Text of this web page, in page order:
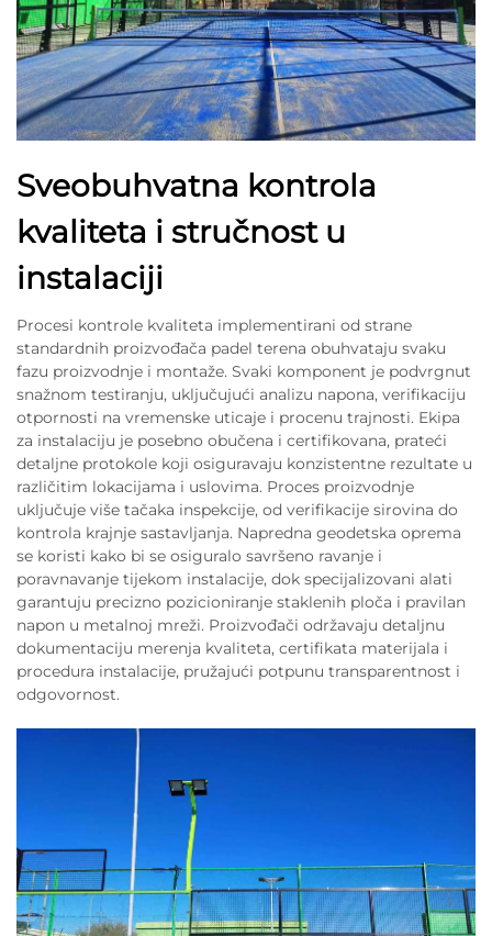
Sveobuhvatna kontrola
kvaliteta i stručnost u
instalaciji
Procesi kontrole kvaliteta implementirani od strane
standardnih proizvođača padel terena obuhvataju svaku
fazu proizvodnje i montaže. Svaki komponent je podvrgnut
snažnom testiranju, uključujući analizu napona, verifikaciju
otpornosti na vremenske uticaje i procenu trajnosti. Ekipa
za instalaciju je posebno obučena i certifikovana, prateći
detaljne protokole koji osiguravaju konzistentne rezultate u
različitim lokacijama i uslovima. Proces proizvodnje
uključuje više tačaka inspekcije, od verifikacije sirovina do
kontrola krajnje sastavljanja. Napredna geodetska oprema
se koristi kako bi se osiguralo savršeno ravanje i
poravnavanje tijekom instalacije, dok specijalizovani alati
garantuju precizno pozicioniranje staklenih ploča i pravilan
napon u metalnoj mreži. Proizvođači održavaju detaljnu
dokumentaciju merenja kvaliteta, certifikata materijala i
procedura instalacije, pružajući potpunu transparentnost i
odgovornost.